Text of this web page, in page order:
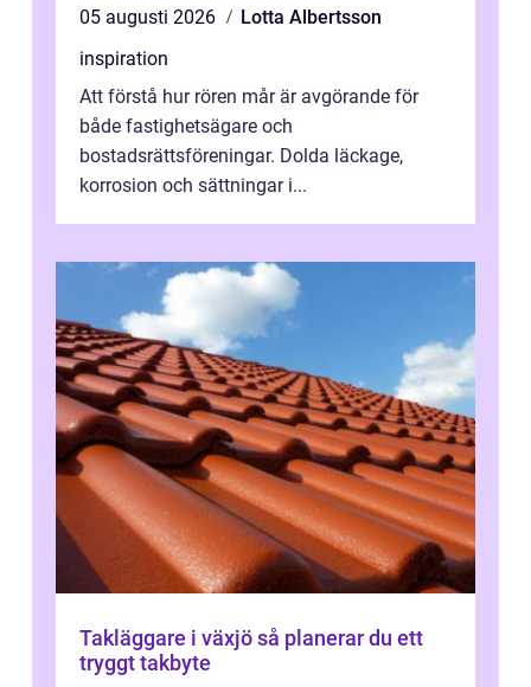
05 augusti 2026
Lotta Albertsson
inspiration
Att förstå hur rören mår är avgörande för
både fastighetsägare och
bostadsrättsföreningar. Dolda läckage,
korrosion och sättningar i...
Takläggare i växjö så planerar du ett
tryggt takbyte